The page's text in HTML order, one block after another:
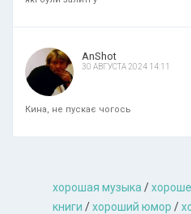
AnShot
30 АВГУСТА 2024 14:11
Кина, не пускає чогось
хорошая музыкa /
книги /хороший юмор /